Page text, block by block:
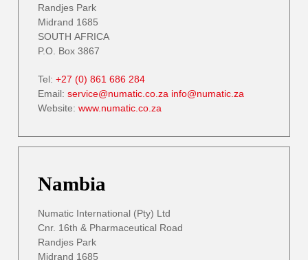
Randjes Park
Midrand 1685
SOUTH AFRICA
P.O. Box 3867
Tel: +27 (0) 861 686 284
Email: service@numatic.co.za info@numatic.za
Website: www.numatic.co.za
Nambia
Numatic International (Pty) Ltd
Cnr. 16th & Pharmaceutical Road
Randjes Park
Midrand 1685